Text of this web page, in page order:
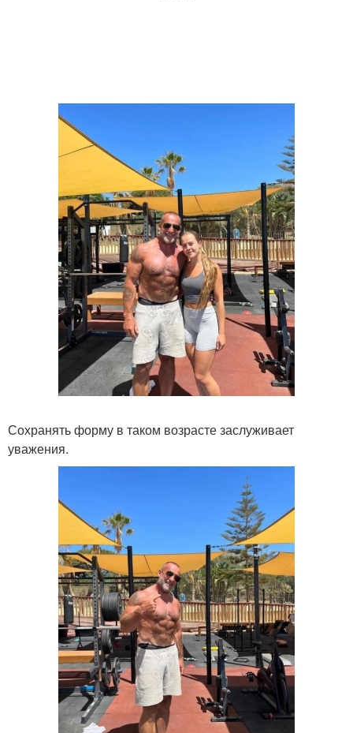
Сохранять форму в таком возрасте заслуживает
уважения.